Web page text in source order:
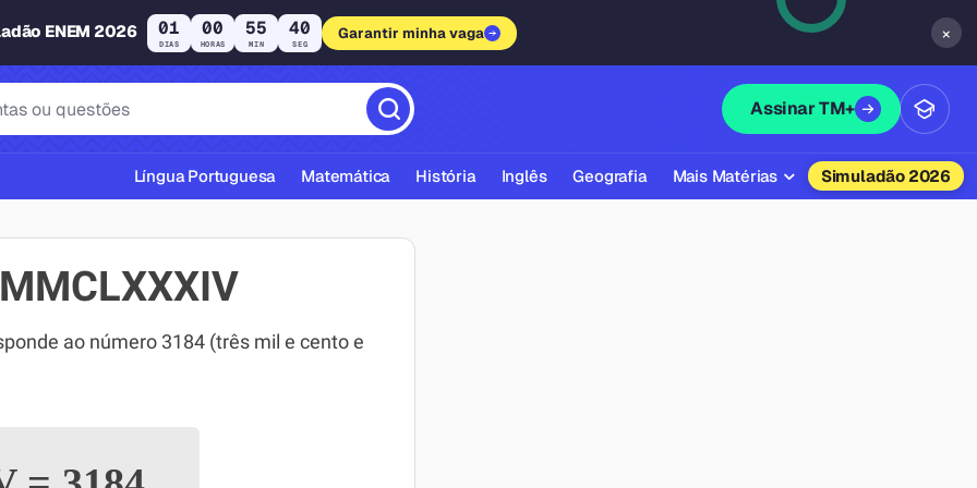
ENEM 2026 01
DIAS
00
HORAS
55
MIN
40
SEG
Garantir minha vaga ×
Assinar TM+
ABNT
Língua Portuguesa Matemática História Inglês Geografia Mais Matérias Simuladão 2026
ao número 3184 (três mil e cento e